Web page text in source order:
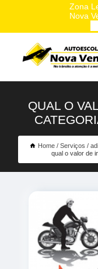
Zona
Nova
QUAL O
Home Serviços
qual o valor de